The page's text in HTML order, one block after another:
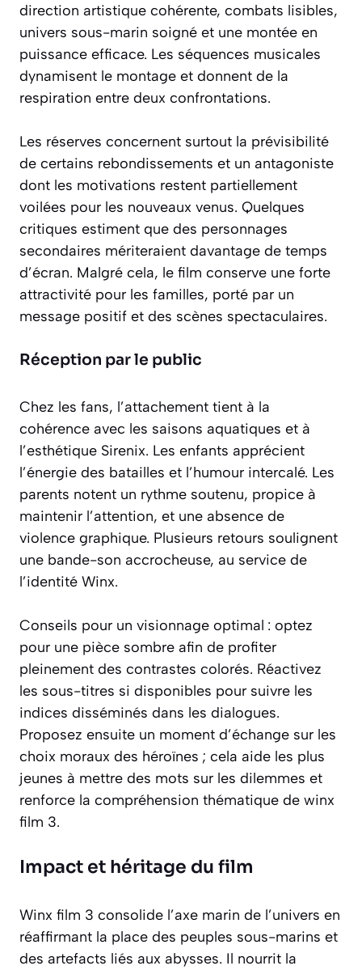
direction artistique cohérente, combats lisibles,
univers sous-marin soigné et une montée en
puissance efficace. Les séquences musicales
dynamisent le montage et donnent de la
respiration entre deux confrontations.
Les réserves concernent surtout la prévisibilité
de certains rebondissements et un antagoniste
dont les motivations restent partiellement
voilées pour les nouveaux venus. Quelques
critiques estiment que des personnages
secondaires mériteraient davantage de temps
d’écran. Malgré cela, le film conserve une forte
attractivité pour les familles, porté par un
message positif et des scènes spectaculaires.
Réception par le public
Chez les fans, l’attachement tient à la
cohérence avec les saisons aquatiques et à
l’esthétique Sirenix. Les enfants apprécient
l’énergie des batailles et l’humour intercalé. Les
parents notent un rythme soutenu, propice à
maintenir l’attention, et une absence de
violence graphique. Plusieurs retours soulignent
une bande-son accrocheuse, au service de
l’identité Winx.
Conseils pour un visionnage optimal : optez
pour une pièce sombre afin de profiter
pleinement des contrastes colorés. Réactivez
les sous-titres si disponibles pour suivre les
indices disséminés dans les dialogues.
Proposez ensuite un moment d’échange sur les
choix moraux des héroïnes ; cela aide les plus
jeunes à mettre des mots sur les dilemmes et
renforce la compréhension thématique de winx
film 3.
Impact et héritage du film
Winx film 3 consolide l’axe marin de l’univers en
réaffirmant la place des peuples sous-marins et
des artefacts liés aux abysses. Il nourrit la